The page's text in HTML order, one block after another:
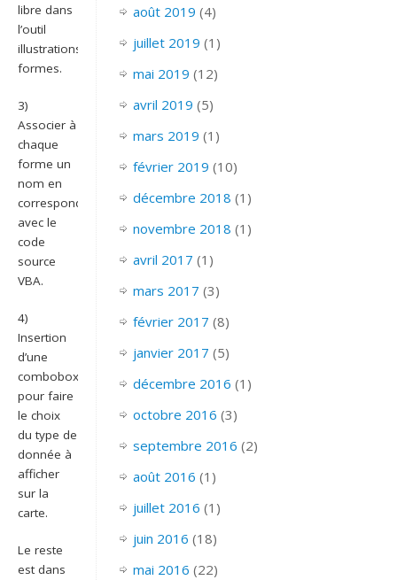
libre dans
l’outil
illustrations
formes.
3)
Associer à
chaque
forme un
nom en
correspondance
avec le
code
source
VBA.
4)
Insertion
d’une
combobox,
pour faire
le choix
du type de
donnée à
afficher
sur la
carte.
Le reste
est dans
août 2019 (4)
juillet 2019 (1)
mai 2019 (12)
avril 2019 (5)
mars 2019 (1)
février 2019 (10)
décembre 2018 (1)
novembre 2018 (1)
avril 2017 (1)
mars 2017 (3)
février 2017 (8)
janvier 2017 (5)
décembre 2016 (1)
octobre 2016 (3)
septembre 2016 (2)
août 2016 (1)
juillet 2016 (1)
juin 2016 (18)
mai 2016 (22)